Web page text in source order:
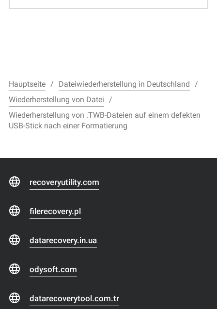
Hauptseite
Dateiwiederherstellung in Deutschland
Wiederherstellung von Datei
Wiederherstellung von .TWB-Dateien auf einem defekten
USB-Stick nach einer Formatierung
recoveryutility.com
filerecovery.pl
datarecovery.in.ua
odysoft.com
datarecoverytool.com.tr